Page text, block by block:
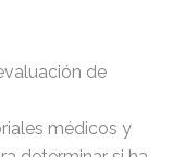
de
médicos y